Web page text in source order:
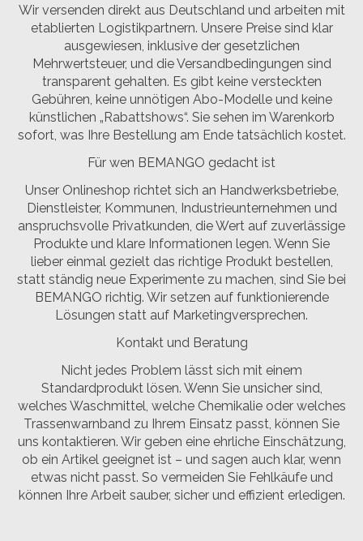
Wir versenden direkt aus Deutschland und arbeiten mit
etablierten Logistikpartnern. Unsere Preise sind klar
ausgewiesen, inklusive der gesetzlichen
Mehrwertsteuer, und die Versandbedingungen sind
transparent gehalten. Es gibt keine versteckten
Gebühren, keine unnötigen Abo-Modelle und keine
künstlichen „Rabattshows“. Sie sehen im Warenkorb
sofort, was Ihre Bestellung am Ende tatsächlich kostet.
Für wen BEMANGO gedacht ist
Unser Onlineshop richtet sich an Handwerksbetriebe,
Dienstleister, Kommunen, Industrieunternehmen und
anspruchsvolle Privatkunden, die Wert auf zuverlässige
Produkte und klare Informationen legen. Wenn Sie
lieber einmal gezielt das richtige Produkt bestellen,
statt ständig neue Experimente zu machen, sind Sie bei
BEMANGO richtig. Wir setzen auf funktionierende
Lösungen statt auf Marketingversprechen.
Kontakt und Beratung
Nicht jedes Problem lässt sich mit einem
Standardprodukt lösen. Wenn Sie unsicher sind,
welches Waschmittel, welche Chemikalie oder welches
Trassenwarnband zu Ihrem Einsatz passt, können Sie
uns kontaktieren. Wir geben eine ehrliche Einschätzung,
ob ein Artikel geeignet ist – und sagen auch klar, wenn
etwas nicht passt. So vermeiden Sie Fehlkäufe und
können Ihre Arbeit sauber, sicher und effizient erledigen.